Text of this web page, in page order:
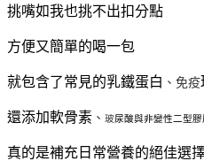
挑嘴如我也挑不出扣分點
方便又簡單的喝一包
就包含了常見的乳鐵蛋白 、免疫
還添加軟骨素 、 玻尿酸與非變性二型膠
真的是補充日常營養的絕佳選